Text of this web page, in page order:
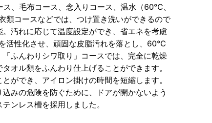
、毛布コース、念入りコース、温水（60℃、
コースなどでは、つけ置き洗いができるので
汚れに応じて温度設定ができ、省エネを考慮
活性化させ、頑固な皮脂汚れを落とし、60℃
ふんわりシワ取り」コースでは、完全に乾燥
オル類をふんわり仕上げることができます。
ができ、アイロン掛けの時間を短縮します。
みの危険を防ぐために、ドアが開かないよう
ンレス槽を採用しました。